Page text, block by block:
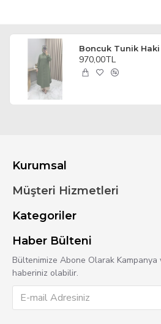
Boncuk Tunik Haki
970,00TL
Kurumsal
Müşteri Hizmetleri
Kategoriler
Haber Bülteni
Bültenimize Abone Olarak Kampanya
haberiniz olabilir.